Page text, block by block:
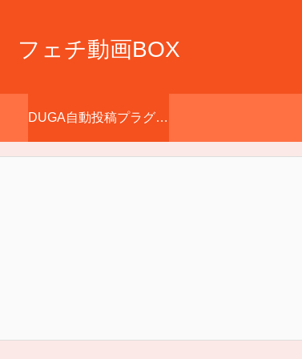
フェチ動画BOX
DUGA自動投稿プラグイン